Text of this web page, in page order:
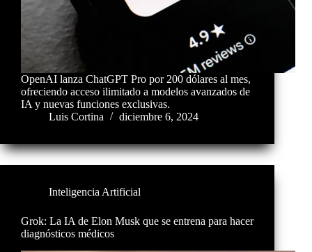
OpenAI lanza ChatGPT Pro por 200 dólares al mes,
ofreciendo acceso ilimitado a modelos avanzados de
IA y nuevas funciones exclusivas.
Luis Cortina
diciembre 6, 2024
Inteligencia Artificial
Grok: La IA de Elon Musk que se entrena para hacer
diagnósticos médicos